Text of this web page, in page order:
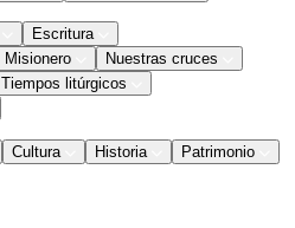
Escritura
Misionero
Nuestras cruces
Tiempos litúrgicos
Cultura Historia
Patrimonio